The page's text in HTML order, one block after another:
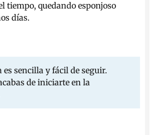
tiempo, quedando esponjoso
días.
es sencilla y fácil de seguir.
de iniciarte en la